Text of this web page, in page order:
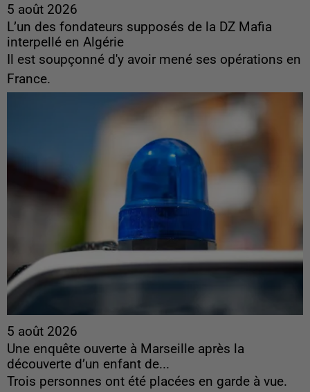
5 août 2026
L’un des fondateurs supposés de la DZ Mafia
interpellé en Algérie
Il est soupçonné d'y avoir mené ses opérations en
France.
5 août 2026
Une enquête ouverte à Marseille après la
découverte d’un enfant de...
Trois personnes ont été placées en garde à vue.